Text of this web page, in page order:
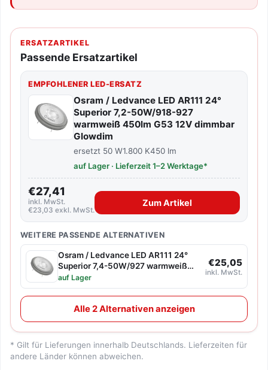
ERSATZARTIKEL
Passende Ersatzartikel
EMPFOHLENER LED-ERSATZ
Osram / Ledvance LED AR111 24°
Superior 7,2-50W/918-927
warmweiß 450lm G53 12V dimmbar
Glowdim
ersetzt 50 W1.800 K450 lm
auf Lager · Lieferzeit 1–2 Werktage*
€27,41
inkl. MwSt.
€23,03 exkl. MwSt.
Zum Artikel
WEITERE PASSENDE ALTERNATIVEN
Osram / Ledvance LED AR111 24°
Superior 7,4-50W/927 warmweiß
450lm G53 12V dimmbar
auf Lager
€25,05
inkl. MwSt.
Alle 2 Alternativen anzeigen
* Gilt für Lieferungen innerhalb Deutschlands. Lieferzeiten für
andere Länder können abweichen.